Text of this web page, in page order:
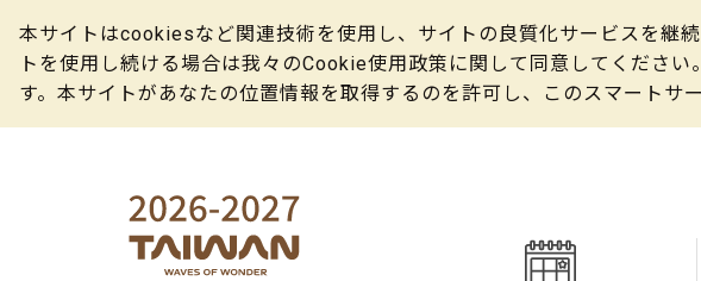
本サイトはcookiesなど関連技術を使用し、サイトの良質化サービスを継
トを使用し続ける場合は我々のCookie使用政策に関して同意してくださ
す。本サイトがあなたの位置情報を取得するのを許可し、このスマートサ